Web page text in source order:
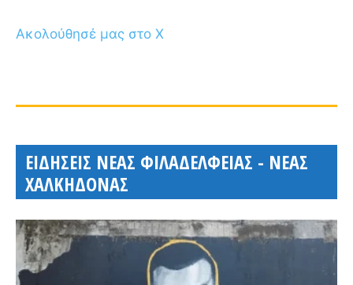
Ακολούθησέ μας στο X
ΕΙΔΗΣΕΙΣ ΝΕΑΣ ΦΙΛΑΔΕΛΦΕΙΑΣ - ΝΕΑΣ
ΧΑΛΚΗΔΟΝΑΣ